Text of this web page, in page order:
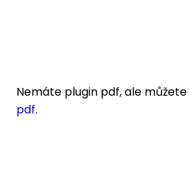
Nemáte plugin pdf, ale můžete
pdf.